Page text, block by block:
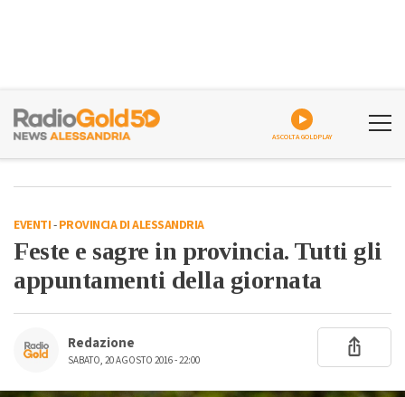
ASCOLTA GOLDPLAY
EVENTI-PROVINCIA DI ALESSANDRIA
Feste e sagre in provincia. Tutti gli
appuntamenti della giornata
Redazione
SABATO, 20 AGOSTO 2016 - 22:00